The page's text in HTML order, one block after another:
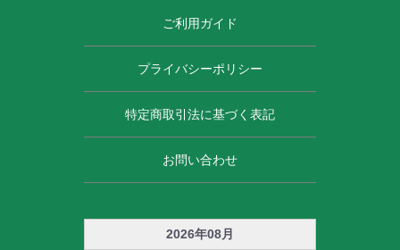
ご利用ガイド
プライバシーポリシー
特定商取引法に基づく表記
お問い合わせ
2026年08月